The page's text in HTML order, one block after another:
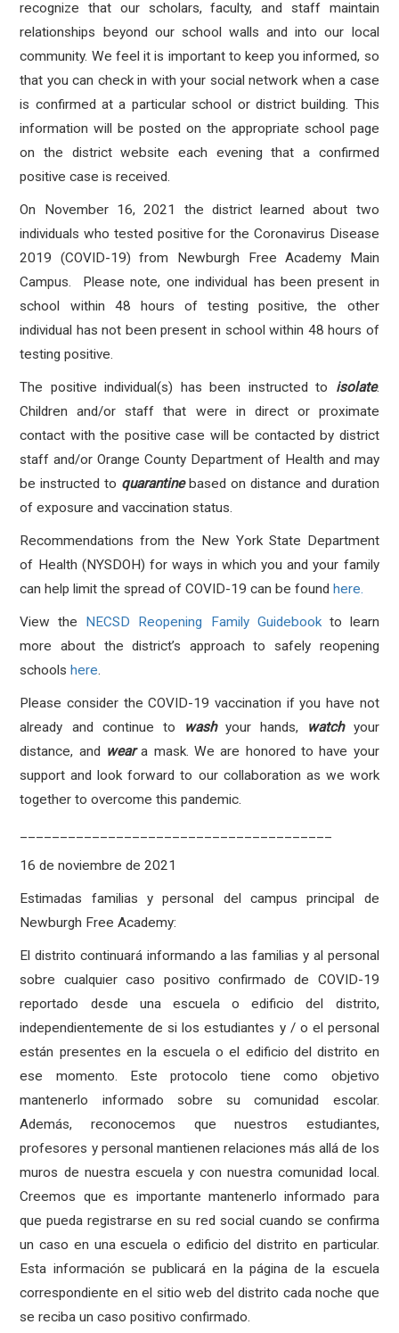
recognize that our scholars, faculty, and staff maintain
relationships beyond our school walls and into our local
community. We feel it is important to keep you informed, so
that you can check in with your social network when a case
is confirmed at a particular school or district building. This
information will be posted on the appropriate school page
on the district website each evening that a confirmed
positive case is received.
On November 16, 2021 the district learned about two
individuals who tested positive for the Coronavirus Disease
2019 (COVID-19) from Newburgh Free Academy Main
Campus. Please note, one individual has been present in
school within 48 hours of testing positive, the other
individual has not been present in school within 48 hours of
testing positive.
The positive individual(s) has been instructed to isolate.
Children and/or staff that were in direct or proximate
contact with the positive case will be contacted by district
staff and/or Orange County Department of Health and may
be instructed to quarantinebased on distance and duration
of exposure and vaccination status.
Recommendations from the New York State Department
of Health (NYSDOH) for ways in which you and your family
can help limit the spread of COVID-19 can be foundhere.
View the NECSD Reopening Family Guidebookto learn
more about the district’s approach to safely reopening
schoolshere.
Please consider the COVID-19 vaccination if you have not
already and continue to
washyour hands, watchyour
distance, and weara mask. We are honored to have your
support and look forward to our collaboration as we work
together to overcome this pandemic.
16 de noviembre de 2021
Estimadas familias y personal del campus principal de
Newburgh Free Academy:
El distrito continuará informando a las familias y al personal
sobre cualquier caso positivo confirmado de COVID-19
reportado desde una escuela o edificio del distrito,
independientemente de si los estudiantes y / o el personal
están presentes en la escuela o el edificio del distrito en
ese momento. Este protocolo tiene como objetivo
mantenerlo informado sobre su comunidad escolar.
Además, reconocemos que nuestros estudiantes,
profesores y personal mantienen relaciones más allá de los
muros de nuestra escuela y con nuestra comunidad local.
Creemos que es importante mantenerlo informado para
que pueda registrarse en su red social cuando se confirma
un caso en una escuela o edificio del distrito en particular.
Esta información se publicará en la página de la escuela
correspondiente en el sitio web del distrito cada noche que
se reciba un caso positivo confirmado.